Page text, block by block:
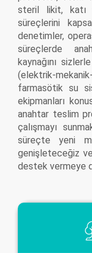
steril likit, katı
süreçlerini
denetimler,
süreçlerde
kaynağını
(elektrik-
farmasötik su
ekipmanları
anahtar teslim
çalışmayı
süreçte yeni
genişleteceğiz
destek vermeye